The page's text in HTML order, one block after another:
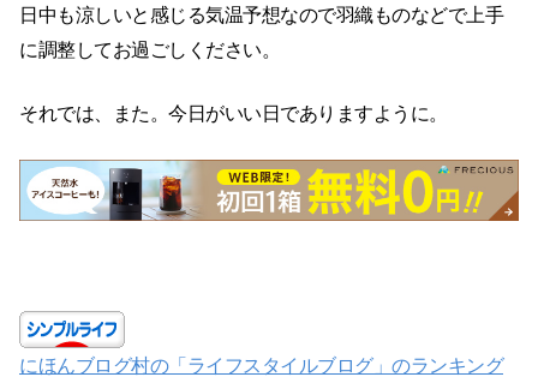
日中も涼しいと感じる気温予想なので羽織ものなどで上手
に調整してお過ごしください。
それでは、また。今日がいい日でありますように。
にほんブログ村の「ライフスタイルブログ」のランキング